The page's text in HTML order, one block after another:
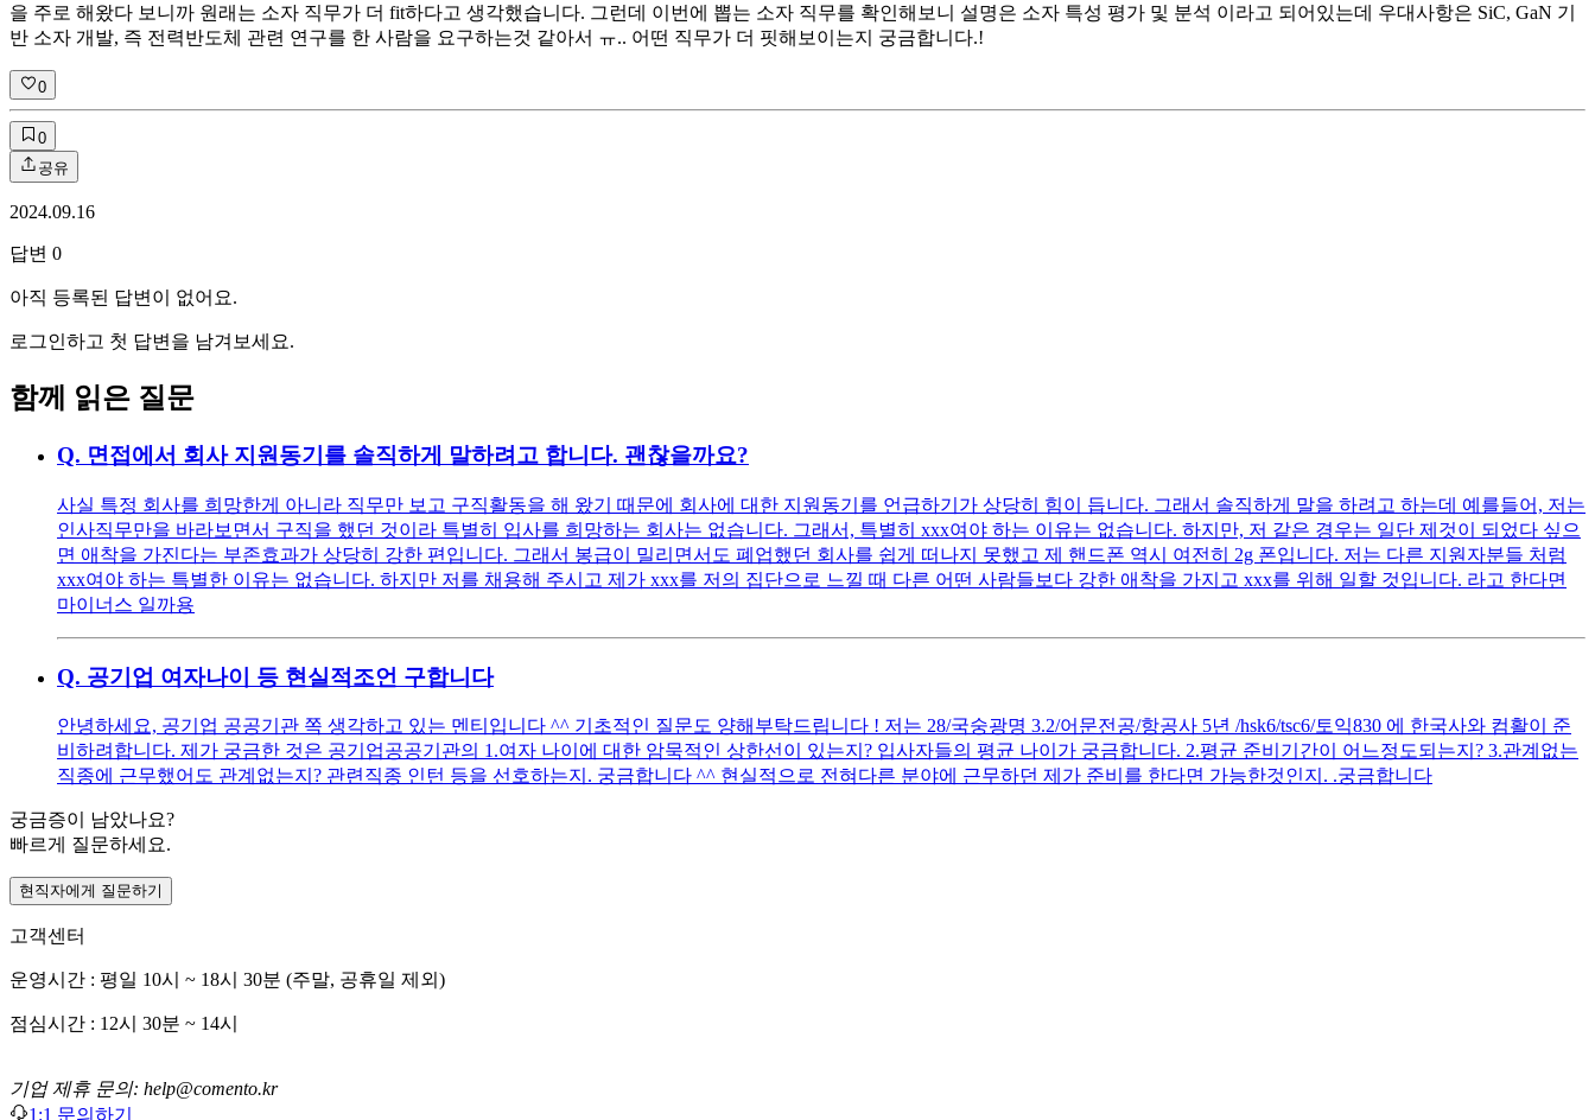
을 주로 해왔다 보니까 원래는 소자 직무가 더 fit하다고 생각했습니다. 그런데 이번에 뽑는 소자 직무를 확인해보니 설명은 소자 특성 평가 및 분석 이라고 되어있는데 우대사항은 SiC, GaN 기
반 소자 개발, 즉 전력반도체 관련 연구를 한 사람을 요구하는것 같아서 ㅠ.. 어떤 직무가 더 핏해보이는지 궁금합니다.!
0
0
공유
2024.09.16
답변 0
아직 등록된 답변이 없어요.
로그인하고 첫 답변을 남겨보세요.
함께 읽은 질문
Q. 면접에서 회사 지원동기를 솔직하게 말하려고 합니다. 괜찮을까요?
사실 특정 회사를 희망한게 아니라 직무만 보고 구직활동을 해 왔기 때문에 회사에 대한 지원동기를 언급하기가 상당히 힘이 듭니다. 그래서 솔직하게 말을 하려고 하는데 예를들어, 저는
인사직무만을 바라보면서 구직을 했던 것이라 특별히 입사를 희망하는 회사는 없습니다. 그래서, 특별히 xxx여야 하는 이유는 없습니다. 하지만, 저 같은 경우는 일단 제것이 되었다 싶으
면 애착을 가진다는 부존효과가 상당히 강한 편입니다. 그래서 봉급이 밀리면서도 폐업했던 회사를 쉽게 떠나지 못했고 제 핸드폰 역시 여전히 2g 폰입니다. 저는 다른 지원자분들 처럼
xxx여야 하는 특별한 이유는 없습니다. 하지만 저를 채용해 주시고 제가 xxx를 저의 집단으로 느낄 때 다른 어떤 사람들보다 강한 애착을 가지고 xxx를 위해 일할 것입니다. 라고 한다면
마이너스 일까용
Q. 공기업 여자나이 등 현실적조언 구합니다
안녕하세요, 공기업 공공기관 쪽 생각하고 있는 멘티입니다 ^^ 기초적인 질문도 양해부탁드립니다 ! 저는 28/국숭광명 3.2/어문전공/항공사 5년 /hsk6/tsc6/토익830 에 한국사와 컴활이 준
비하려합니다. 제가 궁금한 것은 공기업공공기관의 1.여자 나이에 대한 암묵적인 상한선이 있는지? 입사자들의 평균 나이가 궁금합니다. 2.평균 준비기간이 어느정도되는지? 3.관계없는
직종에 근무했어도 관계없는지? 관련직종 인턴 등을 선호하는지. 궁금합니다 ^^ 현실적으로 전혀다른 분야에 근무하던 제가 준비를 한다면 가능한것인지. .궁금합니다
궁금증이 남았나요?
빠르게 질문하세요.
현직자에게 질문하기
고객센터
운영시간 : 평일 10시 ~ 18시 30분 (주말, 공휴일 제외)
점심시간 : 12시 30분 ~ 14시
기업 제휴 문의: help@comento.kr
1:1 문의하기